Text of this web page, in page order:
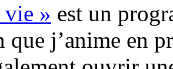
vie » est un
j’anime en